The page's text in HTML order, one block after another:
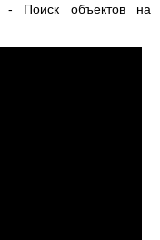
- Поиск объектов на